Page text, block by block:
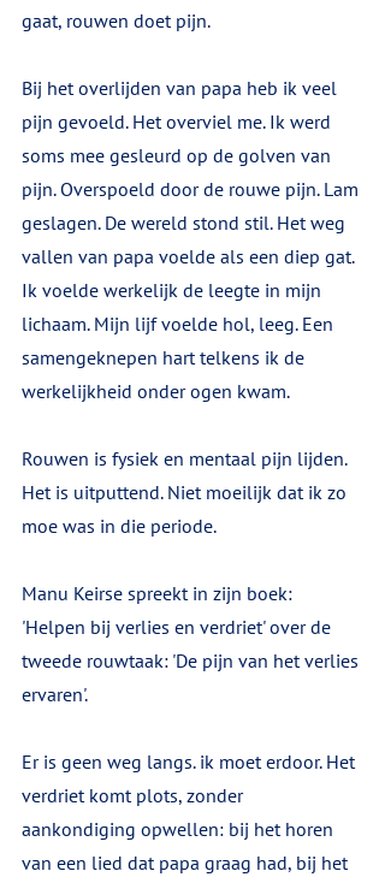
gaat, rouwen doet pijn.
Bij het overlijden van papa heb ik veel
pijn gevoeld. Het overviel me. Ik werd
soms mee gesleurd op de golven van
pijn. Overspoeld door de rouwe pijn. Lam
geslagen. De wereld stond stil. Het weg
vallen van papa voelde als een diep gat.
Ik voelde werkelijk de leegte in mijn
lichaam. Mijn lijf voelde hol, leeg. Een
samengeknepen hart telkens ik de
werkelijkheid onder ogen kwam.
Rouwen is fysiek en mentaal pijn lijden.
Het is uitputtend. Niet moeilijk dat ik zo
moe was in die periode.
Manu Keirse spreekt in zijn boek:
'Helpen bij verlies en verdriet' over de
tweede rouwtaak: 'De pijn van het verlies
ervaren'.
Er is geen weg langs. ik moet erdoor. Het
verdriet komt plots, zonder
aankondiging opwellen: bij het horen
van een lied dat papa graag had, bij het